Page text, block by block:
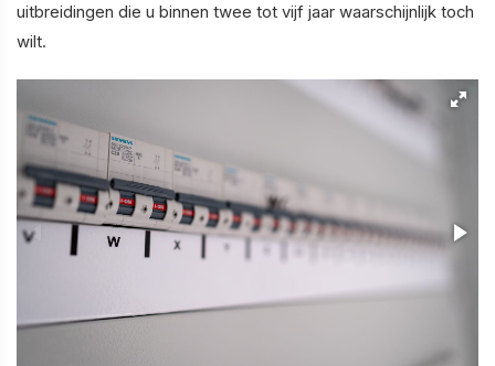
uitbreidingen die u binnen twee tot vijf jaar waarschijnlijk toch
wilt.